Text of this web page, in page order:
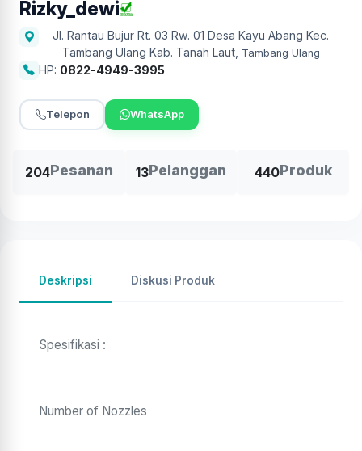
Rizky_dewi
Jl. Rantau Bujur Rt. 03 Rw. 01 Desa Kayu Abang Kec.
Tambang Ulang Kab. Tanah Laut, Tambang Ulang
HP: 0822-4949-3995
Telepon WhatsApp
204Pesanan 13Pelanggan 440Produk
Deskripsi Diskusi Produk
Spesifikasi :
Number of Nozzles